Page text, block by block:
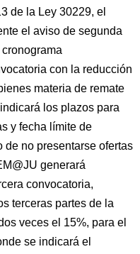
de la Ley 30229, el
el aviso de segunda
con la reducción
materia de remate
los plazos para
y fecha límite de
de no presentarse ofertas
generará
convocatoria,
terceras partes de la
veces el 15%, para el
se indicará el